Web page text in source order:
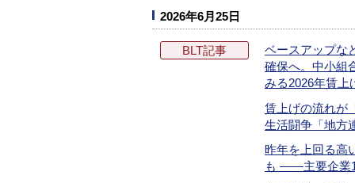
2026年6月25日
BLT記事
ベースアップな
確保へ。中小組
みる2026年賃上
賃上げの流れが
生活闘争「地方
昨年を上回る高
も ――主要企業